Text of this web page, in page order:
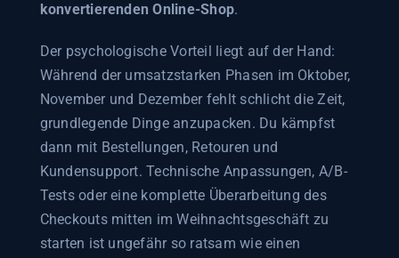
konvertierenden Online-Shop.
Der psychologische Vorteil liegt auf der Hand:
Während der umsatzstarken Phasen im Oktober,
November und Dezember fehlt schlicht die Zeit,
grundlegende Dinge anzupacken. Du kämpfst
dann mit Bestellungen, Retouren und
Kundensupport. Technische Anpassungen, A/B-
Tests oder eine komplette Überarbeitung des
Checkouts mitten im Weihnachtsgeschäft zu
starten ist ungefähr so ratsam wie einen